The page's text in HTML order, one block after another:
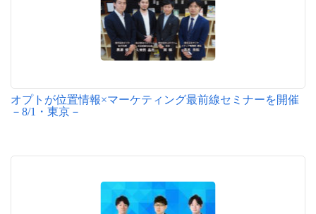
オプトが位置情報×マーケティング最前線セミナーを開催
－8/1・東京－